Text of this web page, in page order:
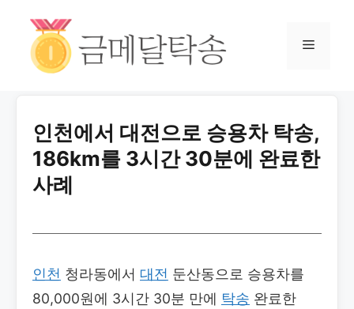
인천에서 대전으로 승용차 탁송,
186km를 3시간 30분에 완료한
사례
인천 청라동에서 대전 둔산동으로 승용차를
80,000원에 3시간 30분 만에 탁송 완료한